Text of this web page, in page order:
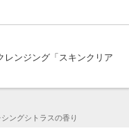
レンジング「スキンクリア
ングシトラスの香り